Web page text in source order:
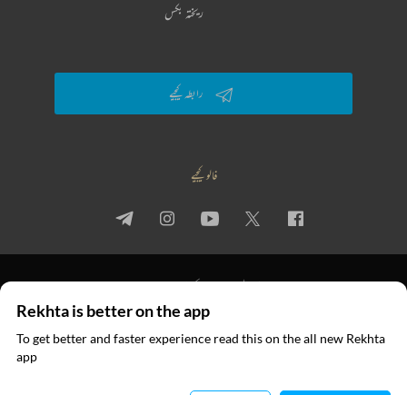
ریختہ بکس
رابطہ کیجیے
فالو کیجیے
© 2026 Rekhta™ Foundation. All rights reserved.
Rekhta is better on the app
To get better and faster experience read this on the all new Rekhta
app